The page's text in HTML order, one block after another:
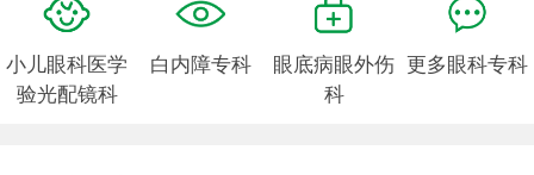
小儿眼科医学
验光配镜科
白内障专科
眼底病眼外伤
科
更多眼科专科